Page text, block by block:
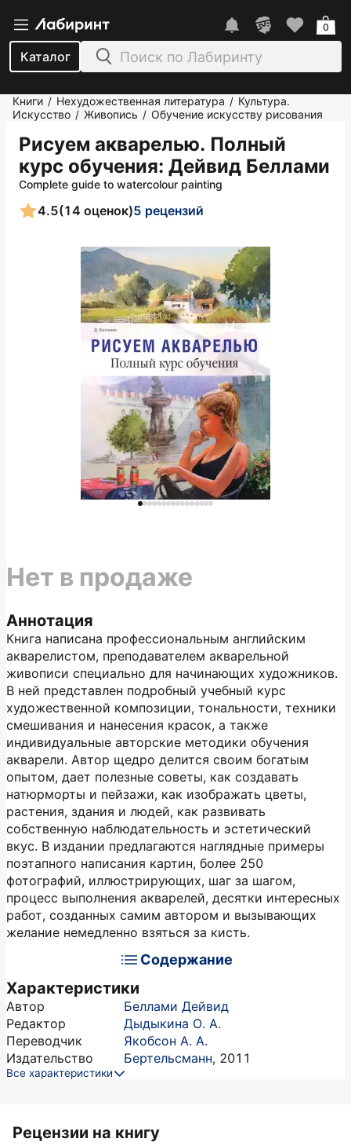
Каталог
0
Книги / Нехудожественная литература / Культура.
Искусство / Живопись / Обучение искусству рисования
Рисуем акварелью. Полный
курс обучения: Дейвид Беллами
Complete guide to watercolour painting
4.5(14 оценок)5 рецензий
Аннотация
Книга написана профессиональным английским
акварелистом, преподавателем акварельной
живописи специально для начинающих художников.
В ней представлен подробный учебный курс
художественной композиции, тональности, техники
смешивания и нанесения красок, а также
индивидуальные авторские методики обучения
акварели. Автор щедро делится своим богатым
опытом, дает полезные советы, как создавать
натюрморты и пейзажи, как изображать цветы,
растения, здания и людей, как развивать
собственную наблюдательность и эстетический
вкус. В издании предлагаются наглядные примеры
поэтапного написания картин, более 250
фотографий, иллюстрирующих, шаг за шагом,
процесс выполнения акварелей, десятки интересных
работ, созданных самим автором и вызывающих
желание немедленно взяться за кисть.
Содержание
Характеристики
Автор
Беллами Дейвид
Редактор
Дыдыкина О. А.
Переводчик
Якобсон А. А.
Издательство
Бертельсманн, 2011
Все характеристики
Нет в продаже
Рецензии на книгу